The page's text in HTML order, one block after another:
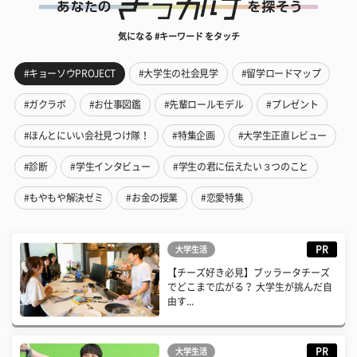
気になる #キーワード をタッチ
#キョーソウPROJECT #大学生の社会見学 #留学ロードマップ
#ガクラボ #お仕事図鑑 #先輩ロールモデル #プレゼント
#ほんとにいい会社見つけ隊！ #特集企画 #大学生正直レビュー
#診断 #学生インタビュー #学生の君に伝えたい３つのこと
#もやもや解決ゼミ #お金の授業 #恋愛特集
大学生活 PR
【チーズ好き必見】ブッラータチーズ
でどこまで広がる？ 大学生が挑んだ自
由す...
大学生活 PR